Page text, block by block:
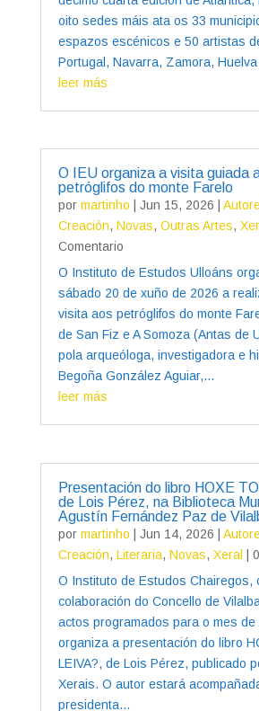
oito sedes máis ata os 33
espazos escénicos e 50 artistas
Portugal, Navarra, Zamora,
leer más
O IEU organiza a visita guiada
petróglifos do monte Farelo
por martinho Jun 15, 2026
Creación, Novas, Outras Artes,
Comentario
O Instituto de Estudos Ulloáns
sábado 20 de xuño de 2026 a
visita aos petróglifos do monte
de San Fiz e A Somoza (Antas de
pola arqueóloga, investigadora e
Begoña González Aguiar,...
leer más
Presentación do libro HOXE
de Lois Pérez, na Biblioteca
Agustín Fernández Paz de
por martinho Jun 14, 2026
Creación, Literaria, Novas, Xeral
|
O Instituto de Estudos Chairegos,
colaboración do Concello de
actos programados para o mes de
organiza a presentación do libro
LEIVA?, de Lois Pérez, publicado
Xerais. O autor estará
presidenta...